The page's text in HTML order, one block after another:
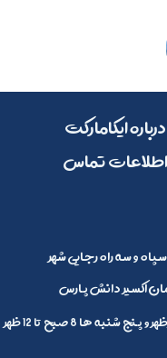
​​درباره ایکامارکت
​اطلاعات تماس
و سه راه رجایی شهر
اکسیر دانش پارس